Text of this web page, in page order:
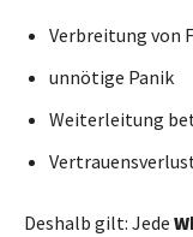
Verbreitung von
unnötige Panik
Weiterleitung
Deshalb gilt: Jede